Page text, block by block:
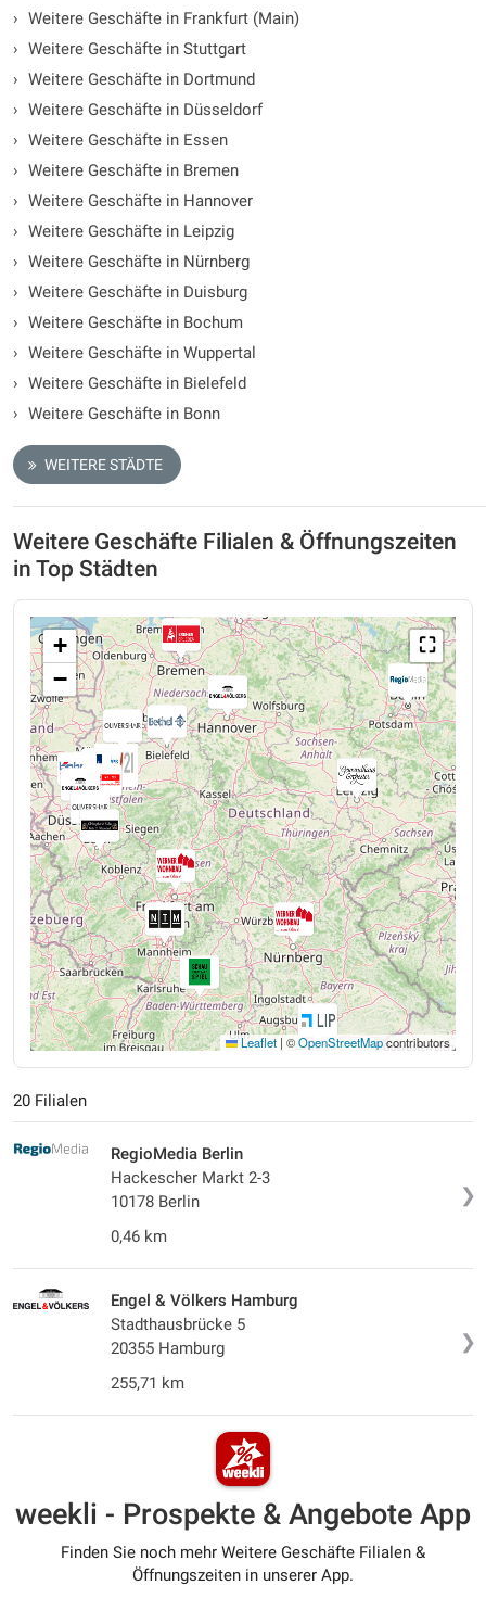
› Weitere Geschäfte in Frankfurt (Main)
› Weitere Geschäfte in Stuttgart
› Weitere Geschäfte in Dortmund
› Weitere Geschäfte in Düsseldorf
› Weitere Geschäfte in Essen
› Weitere Geschäfte in Bremen
› Weitere Geschäfte in Hannover
› Weitere Geschäfte in Leipzig
› Weitere Geschäfte in Nürnberg
› Weitere Geschäfte in Duisburg
› Weitere Geschäfte in Bochum
› Weitere Geschäfte in Wuppertal
› Weitere Geschäfte in Bielefeld
› Weitere Geschäfte in Bonn
WEITERE STÄDTE
Weitere Geschäfte Filialen & Öffnungszeiten
in Top Städten
⛶
+
−
Leaflet | ©OpenStreetMapcontributors
20 Filialen
❯
RegioMedia Berlin
Hackescher Markt 2-3
10178 Berlin
0,46 km
❯
Engel & Völkers Hamburg
Stadthausbrücke 5
20355 Hamburg
255,71 km
weekli - Prospekte & Angebote App
Finden Sie noch mehr Weitere Geschäfte Filialen &
Öffnungszeiten in unserer App.